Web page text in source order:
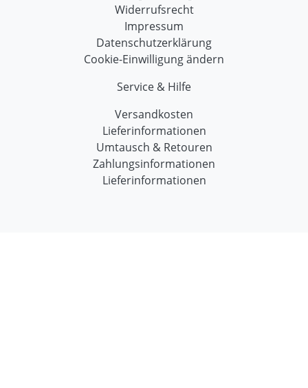
Widerrufsrecht
Impressum
Datenschutzerklärung
Cookie-Einwilligung ändern
Service & Hilfe
Versandkosten
Lieferinformationen
Umtausch & Retouren
Zahlungsinformationen
Lieferinformationen